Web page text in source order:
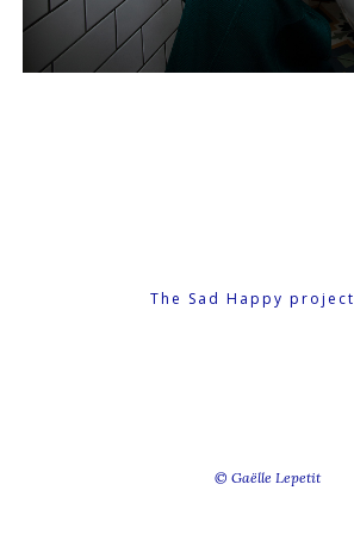
The Sad Happy project
© Gaëlle Lepetit